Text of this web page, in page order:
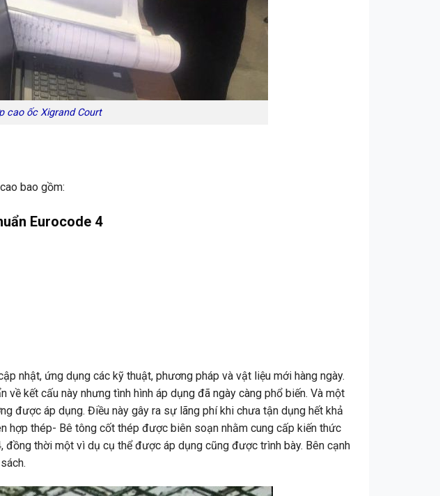
cao ốc Xigrand Court
bao gồm:
Eurocode 4
nhật, ứng dụng các kỹ thuật, phương pháp và vật liệu mới hàng ngày.
kết cấu này nhưng tình hình áp dụng đã ngày càng phổ biến. Và một
được áp dụng. Điều này gây ra sự lãng phí khi chưa tận dụng hết khả
hợp thép- Bê tông cốt thép được biên soạn nhằm cung cấp kiến thức
đồng thời một vì dụ cụ thể được áp dụng cũng được trình bày. Bên cạnh